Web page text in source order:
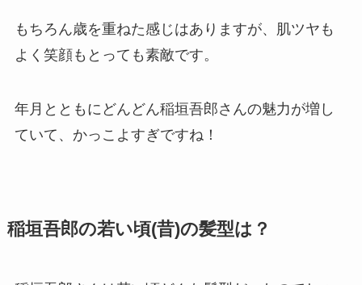
もちろん歳を重ねた感じはありますが、肌ツヤも
よく笑顔もとっても素敵です。
年月とともにどんどん稲垣吾郎さんの魅力が増し
ていて、かっこよすぎですね！
稲垣吾郎の若い頃(昔)の髪型は？